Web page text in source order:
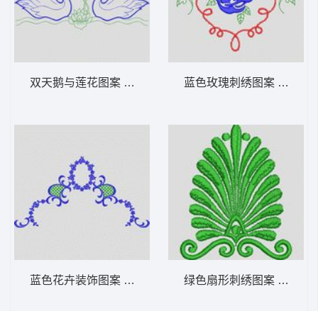
双天鹅与莲花图案 植物花型
蓝色花卉装饰图案 植物花型
蓝色玫瑰刺绣图案 植物花
绿色扇形刺绣图案 植物花